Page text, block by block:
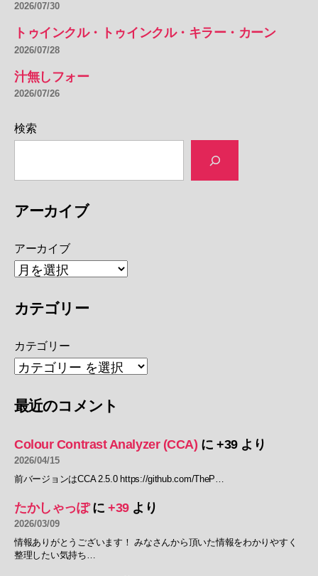
2026/07/30
トゥインクル・トゥインクル・キラー・カーン
2026/07/28
汁無しフォー
2026/07/26
検索
アーカイブ
アーカイブ
カテゴリー
カテゴリー
最近のコメント
Colour Contrast Analyzer (CCA) に+39より
2026/04/15
前バージョンはCCA 2.5.0 https://github.com/TheP…
たかしゃっぽに +39より
2026/03/09
情報ありがとうございます！ みなさんから頂いた情報をわかりやすく
整理したい気持ち…